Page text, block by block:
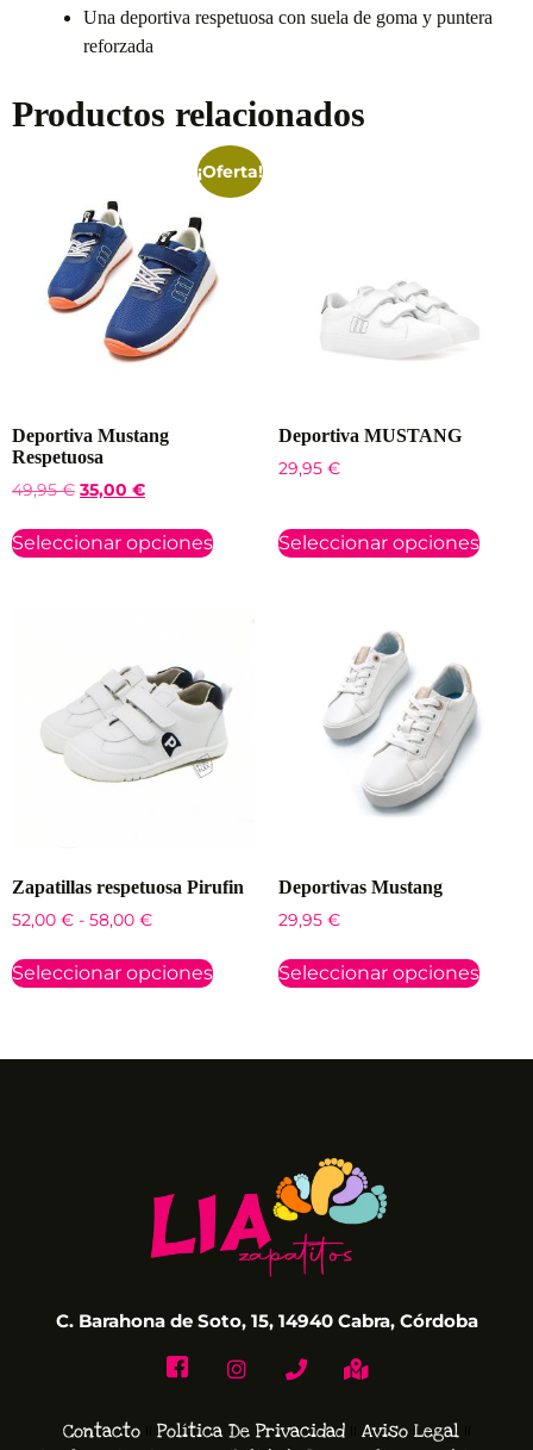
Una deportiva respetuosa con suela de goma y puntera
reforzada
Productos relacionados
¡Oferta!
Deportiva Mustang
Respetuosa
49,95€ 35,00 €
Seleccionar opciones
Deportiva MUSTANG
29,95 €
Seleccionar opciones
Zapatillas respetuosa Pirufin
52,00 € - 58,00 €
Seleccionar opciones
Deportivas Mustang
29,95 €
Seleccionar opciones
C. Barahona de Soto, 15, 14940 Cabra, Córdoba
Contacto Política De Privacidad
Aviso Legal